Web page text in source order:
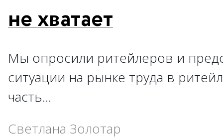
не хватает
Мы опросили ритейлеров и
ситуации на рынке труда в
часть…
Светлана Золотар